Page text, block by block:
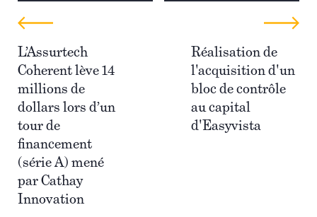
L’Assurtech
Coherent lève 14
millions de
dollars lors d’un
tour de
financement
(série A) mené
par Cathay
Innovation
Réalisation de
l'acquisition d'un
bloc de contrôle
au capital
d'Easyvista